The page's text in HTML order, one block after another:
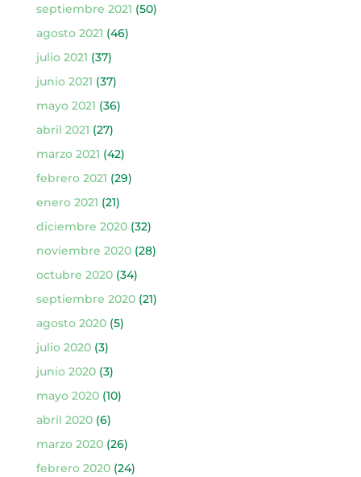
septiembre 2021 (50)
agosto 2021 (46)
julio 2021 (37)
junio 2021 (37)
mayo 2021 (36)
abril 2021 (27)
marzo 2021 (42)
febrero 2021 (29)
enero 2021 (21)
diciembre 2020(32)
noviembre 2020(28)
octubre 2020(34)
septiembre 2020(21)
agosto 2020(5)
julio 2020(3)
junio 2020(3)
mayo 2020(10)
abril 2020(6)
marzo 2020(26)
febrero 2020(24)